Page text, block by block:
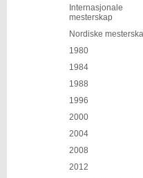
Internasjonale
mesterskap
Nordiske
1980
1984
1988
1996
2000
2004
2008
2012